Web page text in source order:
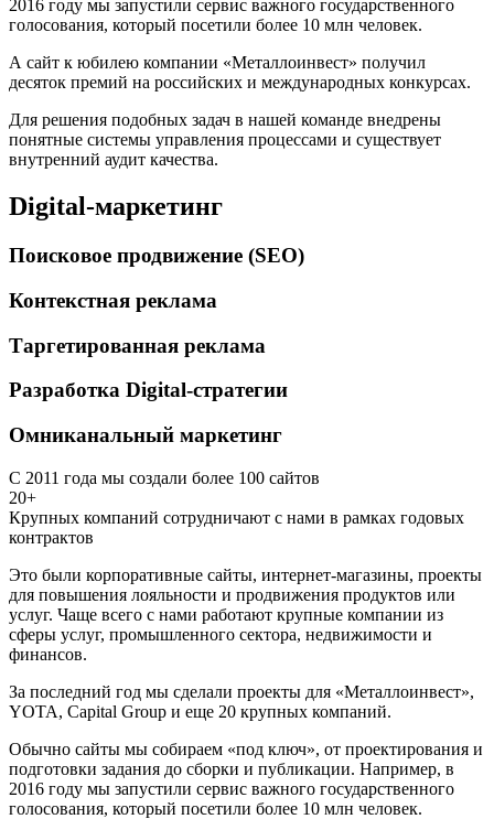
2016 году мы запустили сервис важного государственного
голосования, который посетили более 10 млн человек.
А сайт к юбилею компании «Металлоинвест» получил
десяток премий на российских и международных конкурсах.
Для решения подобных задач в нашей команде внедрены
понятные системы управления процессами и существует
внутренний аудит качества.
Digital-маркетинг
Поисковое продвижение (SEO)
Контекстная реклама
Таргетированная реклама
Разработка Digital-стратегии
Омниканальный маркетинг
С 2011 года мы создали более 100 сайтов
20+
Крупных компаний сотрудничают с нами в рамках годовых
контрактов
Это были корпоративные сайты, интернет-магазины, проекты
для повышения лояльности и продвижения продуктов или
услуг. Чаще всего с нами работают крупные компании из
сферы услуг, промышленного сектора, недвижимости и
финансов.
За последний год мы сделали проекты для «Металлоинвест»,
YOTA, Capital Group и еще 20 крупных компаний.
Обычно сайты мы собираем «под ключ», от проектирования и
подготовки задания до сборки и публикации. Например, в
2016 году мы запустили сервис важного государственного
голосования, который посетили более 10 млн человек.